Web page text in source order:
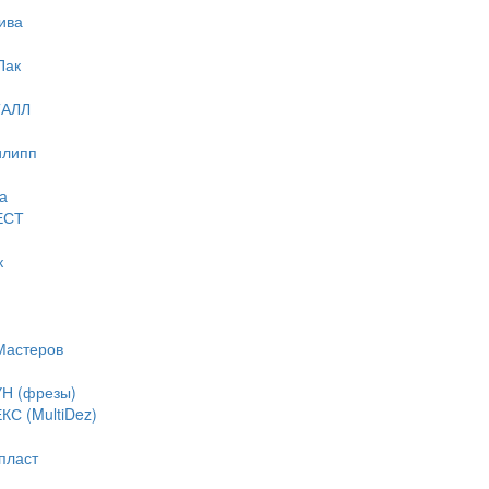
(фрезы)
(MultiDez)